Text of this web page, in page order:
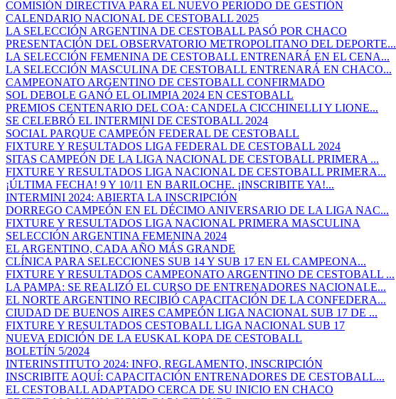
COMISIÓN DIRECTIVA PARA EL NUEVO PERIODO DE GESTIÓN
CALENDARIO NACIONAL DE CESTOBALL 2025
LA SELECCIÓN ARGENTINA DE CESTOBALL PASÓ POR CHACO
PRESENTACIÓN DEL OBSERVATORIO METROPOLITANO DEL DEPORTE...
LA SELECCIÓN FEMENINA DE CESTOBALL ENTRENARÁ EN EL CENA...
LA SELECCIÓN MASCULINA DE CESTOBALL ENTRENARÁ EN CHACO...
CAMPEONATO ARGENTINO DE CESTOBALL CONFIRMADO
SOL DEBOLE GANÓ EL OLIMPIA 2024 EN CESTOBALL
PREMIOS CENTENARIO DEL COA: CANDELA CICCHINELLI Y LIONE...
SE CELEBRÓ EL INTERMINI DE CESTOBALL 2024
SOCIAL PARQUE CAMPEÓN FEDERAL DE CESTOBALL
FIXTURE Y RESULTADOS LIGA FEDERAL DE CESTOBALL 2024
SITAS CAMPEÓN DE LA LIGA NACIONAL DE CESTOBALL PRIMERA ...
FIXTURE Y RESULTADOS LIGA NACIONAL DE CESTOBALL PRIMERA...
¡ÚLTIMA FECHA! 9 Y 10/11 EN BARILOCHE. ¡INSCRIBITE YA!...
INTERMINI 2024: ABIERTA LA INSCRIPCIÓN
DORREGO CAMPEÓN EN EL DÉCIMO ANIVERSARIO DE LA LIGA NAC...
FIXTURE Y RESULTADOS LIGA NACIONAL PRIMERA MASCULINA
SELECCIÓN ARGENTINA FEMENINA 2024
EL ARGENTINO, CADA AÑO MÁS GRANDE
CLÍNICA PARA SELECCIONES SUB 14 Y SUB 17 EN EL CAMPEONA...
FIXTURE Y RESULTADOS CAMPEONATO ARGENTINO DE CESTOBALL ...
LA PAMPA: SE REALIZÓ EL CURSO DE ENTRENADORES NACIONALE...
EL NORTE ARGENTINO RECIBIÓ CAPACITACIÓN DE LA CONFEDERA...
CIUDAD DE BUENOS AIRES CAMPEÓN LIGA NACIONAL SUB 17 DE ...
FIXTURE Y RESULTADOS CESTOBALL LIGA NACIONAL SUB 17
NUEVA EDICIÓN DE LA EUSKAL KOPA DE CESTOBALL
BOLETÍN 5/2024
INTERINSTITUTO 2024: INFO, REGLAMENTO, INSCRIPCIÓN
INSCRIBITE AQUÍ: CAPACITACIÓN ENTRENADORES DE CESTOBALL...
EL CESTOBALL ADAPTADO CERCA DE SU INICIO EN CHACO